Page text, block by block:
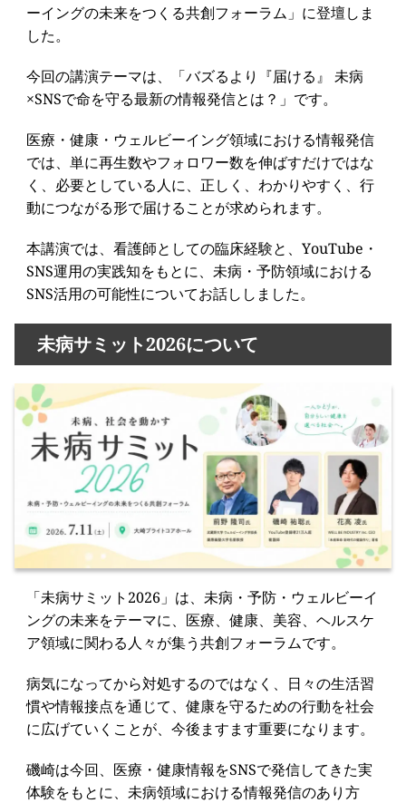
ーイングの未来をつくる共創フォーラム」に登壇しま
した。
今回の講演テーマは、「バズるより『届ける』 未病
×SNSで命を守る最新の情報発信とは？」です。
医療・健康・ウェルビーイング領域における情報発信
では、単に再生数やフォロワー数を伸ばすだけではな
く、必要としている人に、正しく、わかりやすく、行
動につながる形で届けることが求められます。
本講演では、看護師としての臨床経験と、YouTube・
SNS運用の実践知をもとに、未病・予防領域における
SNS活用の可能性についてお話ししました。
未病サミット2026について
「未病サミット2026」は、未病・予防・ウェルビーイ
ングの未来をテーマに、医療、健康、美容、ヘルスケ
ア領域に関わる人々が集う共創フォーラムです。
病気になってから対処するのではなく、日々の生活習
慣や情報接点を通じて、健康を守るための行動を社会
に広げていくことが、今後ますます重要になります。
磯崎は今回、医療・健康情報をSNSで発信してきた実
体験をもとに、未病領域における情報発信のあり方